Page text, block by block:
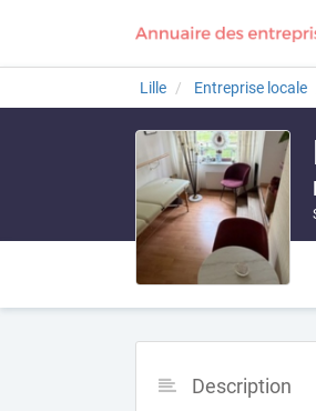
Lille Entreprise locale
Description